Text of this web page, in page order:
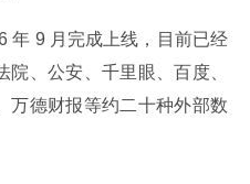
年 9 月完成上线，目前已经
、公安、千里眼、百度、
万德财报等约二十种外部数